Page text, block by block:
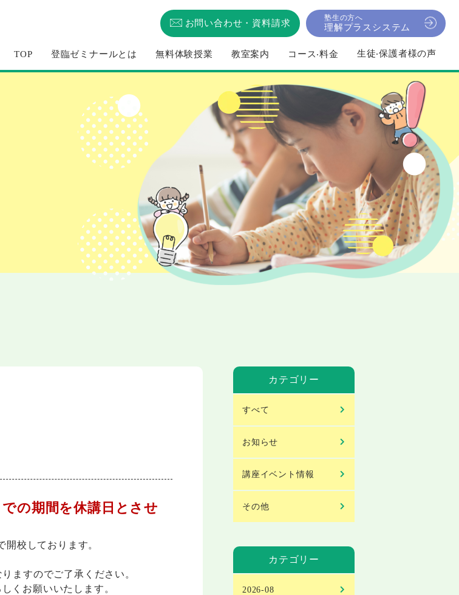
お問い合わせ ・ 資料請求
塾生の方へ
理解プラスシステム
TOP 登臨ゼミナールとは 無料体験授業 教室案内 コース‧料⾦ ⽣徒‧保護者様の声
の期間を休講日とさせ
校しております。
ますのでご了承ください。
くお願いいたします。
カテゴリー
すべて
お知らせ
講座イベント情報
その他
カテゴリー
2026-08